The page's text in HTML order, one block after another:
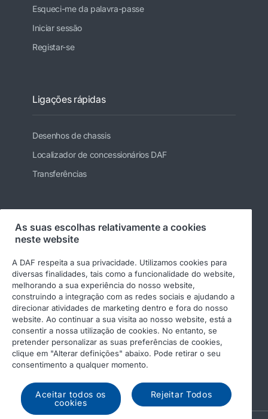
Esqueci-me da palavra-passe
Iniciar sessão
Registar-se
Ligações rápidas
Desenhos de chassis
Localizador de concessionários DAF
Transferências
Siga-nos
© 2026 DAF
Aviso legal
Declaração de privacidade
DAF e cookies
Código de Conduta
As suas escolhas relativamente a cookies
neste website
A DAF respeita a sua privacidade. Utilizamos cookies para
diversas finalidades, tais como a funcionalidade do website,
melhorando a sua experiência do nosso website,
construindo a integração com as redes sociais e ajudando a
direcionar atividades de marketing dentro e fora do nosso
website. Ao continuar a sua visita ao nosso website, está a
consentir a nossa utilização de cookies. No entanto, se
pretender personalizar as suas preferências de cookies,
clique em "Alterar definições" abaixo. Pode retirar o seu
consentimento a qualquer momento.
Aceitar todos os
cookies
Rejeitar Todos